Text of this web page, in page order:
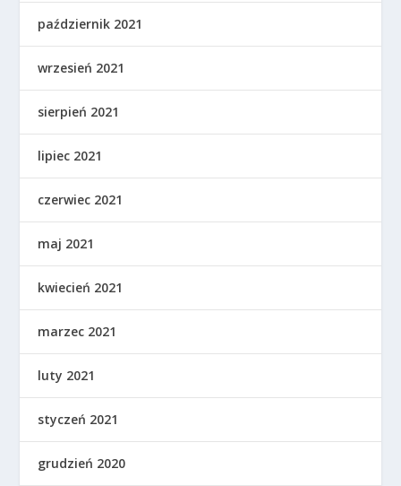
październik 2021
wrzesień 2021
sierpień 2021
lipiec 2021
czerwiec 2021
maj 2021
kwiecień 2021
marzec 2021
luty 2021
styczeń 2021
grudzień 2020